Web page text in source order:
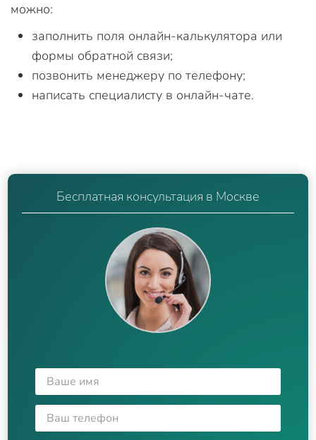
можно:
заполнить поля онлайн-калькулятора или
формы обратной связи;
позвонить менеджеру по телефону;
написать специалисту в онлайн-чате.
Бесплатная консультация в Москве